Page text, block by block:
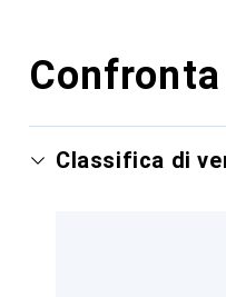
Classifica di